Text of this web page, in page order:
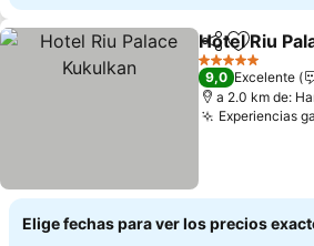
Compartir
Agregar
Hotel Riu
5 Estrellas
9,0 Excelente
a 2.0 km de:
Experiencias
Elige fechas para ver los precios